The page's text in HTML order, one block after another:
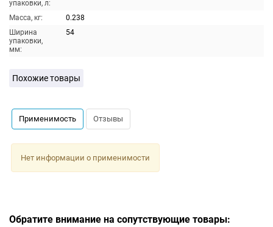
упаковки, л:
Масса, кг:
0.238
Ширина
упаковки,
мм:
54
Похожие товары
Применимость Отзывы
Нет информации о применимости
Обратите внимание на сопутствующие товары: